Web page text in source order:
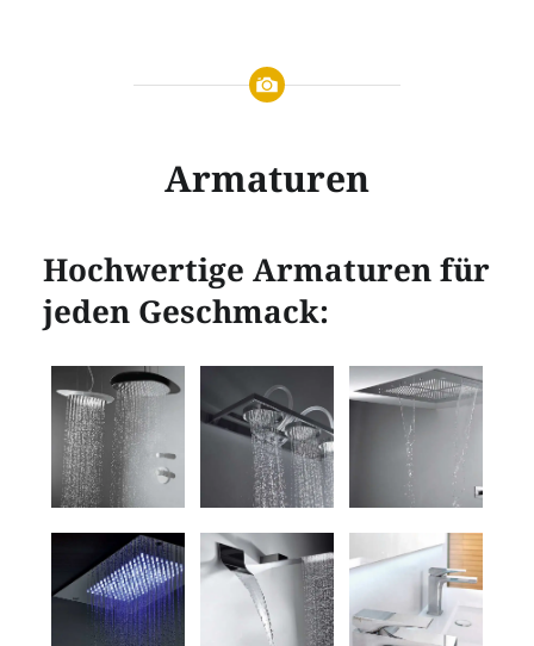
Armaturen
Hochwertige Armaturen für
jeden Geschmack: